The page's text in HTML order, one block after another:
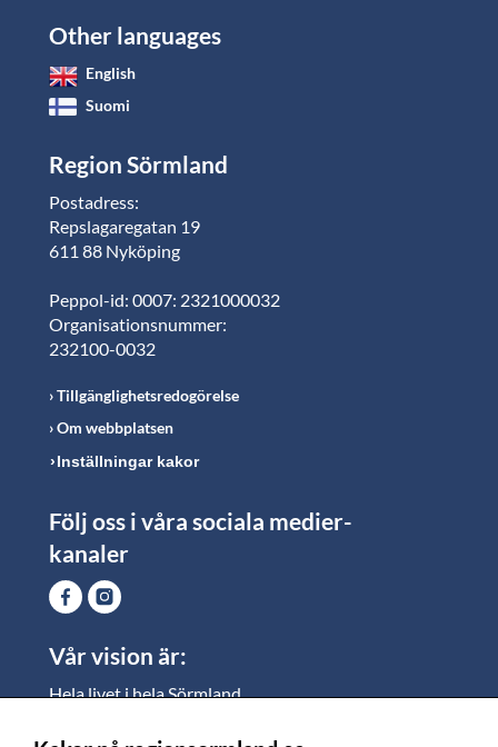
Other languages
English
Suomi
Region Sörmland
Postadress:
Repslagaregatan 19
611 88 Nyköping
Peppol-id: 0007: 2321000032
Organisationsnummer:
232100-0032
Tillgänglighetsredogörelse
Om webbplatsen
Inställningar kakor
Följ oss i våra sociala medier-
kanaler
Vår vision är:
Hela livet i hela Sörmland.
vi vill skapa jämlika möjligheter för både